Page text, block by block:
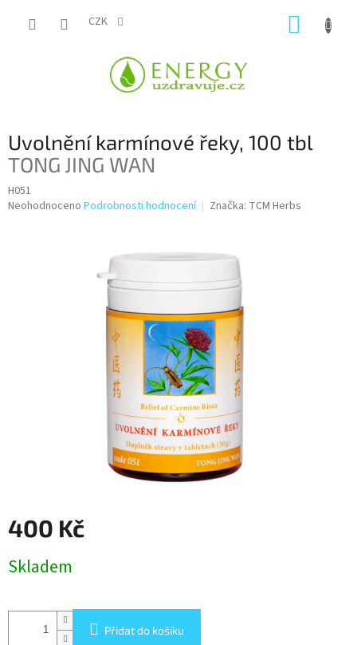
CZK
Uvolnění karmínové řeky, 100 tbl
TONG JING WAN
H051
Průměrné
Neohodnoceno Podrobnosti hodnocení Značka: TCM Herbs
400 Kč
cena:
Skladem
Přidat do košíku